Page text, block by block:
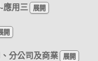
應用三
分公司及商業